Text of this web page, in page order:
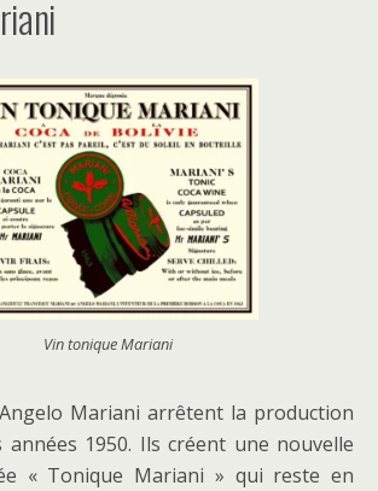
Vin tonique Mariani
Mariani arrêtent la production
1950. Ils créent une nouvelle
« Tonique Mariani » qui reste en